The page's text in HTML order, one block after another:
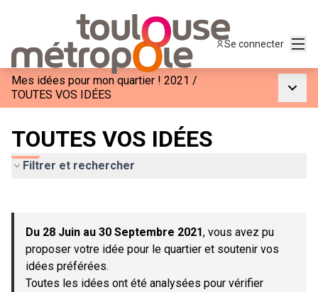
Se connecter
Mes idées pour mon quartier ! 2021 /
TOUTES VOS IDÉES
TOUTES VOS IDÉES
Filtrer et rechercher
−
Du 28 Juin au 30 Septembre 2021, vous avez pu
proposer votre idée pour le quartier et soutenir vos
idées préférées.
Toutes les idées ont été analysées pour vérifier